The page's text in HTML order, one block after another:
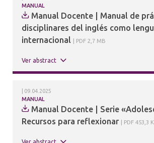
MANUAL
Manual Docente | Manual de
disciplinares del inglés como
internacional
PDF 2,7 MB
Ver abstract
MANUAL
09.04.2025
Manual Docente | Serie
Recursos para reflexionar
PDF 453,3